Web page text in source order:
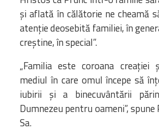
CONTATTI
şi aflată în călătorie ne cheamă
atenţie deosebită familiei, în
creştine, în special”.
„Familia este coroana creaţiei
mediul în care omul începe să
iubirii şi a binecuvântării
Dumnezeu pentru oameni”,
Sa.